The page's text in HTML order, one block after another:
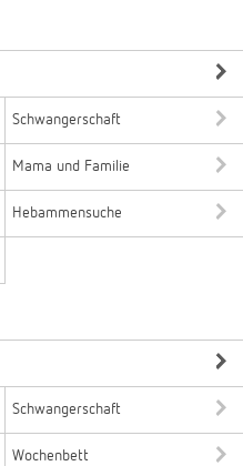
Schwangerschaft
Mama und Familie
Hebammensuche
Schwangerschaft
Wochenbett